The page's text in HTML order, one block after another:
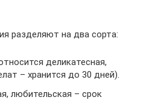
разделяют на два сорта:
деликатесная,
– хранится до 30 дней).
любительская – срок